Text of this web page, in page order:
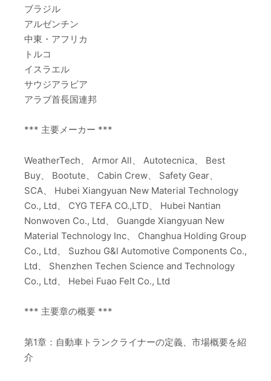
ブラジル
アルゼンチン
中東・アフリカ
トルコ
イスラエル
サウジアラビア
アラブ首長国連邦
*** 主要メーカー ***
WeatherTech、 Armor All、 Autotecnica、 Best
Buy、 Bootute、 Cabin Crew、 Safety Gear、
SCA、 Hubei Xiangyuan New Material Technology
Co., Ltd、 CYG TEFA CO.,LTD、 Hubei Nantian
Nonwoven Co., Ltd、 Guangde Xiangyuan New
Material Technology Inc、 Changhua Holding Group
Co., Ltd、 Suzhou G&l Automotive Components Co.,
Ltd、 Shenzhen Techen Science and Technology
Co., Ltd、 Hebei Fuao Felt Co., Ltd
*** 主要章の概要 ***
第1章：自動車トランクライナーの定義、市場概要を紹
介